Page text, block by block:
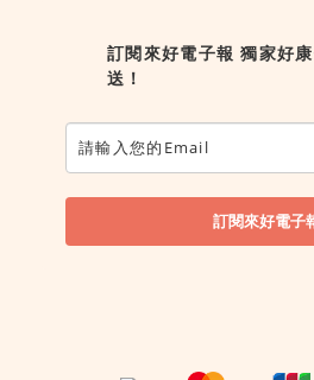
訂閱來好電子報 獨家好
送！
訂閱來好電子